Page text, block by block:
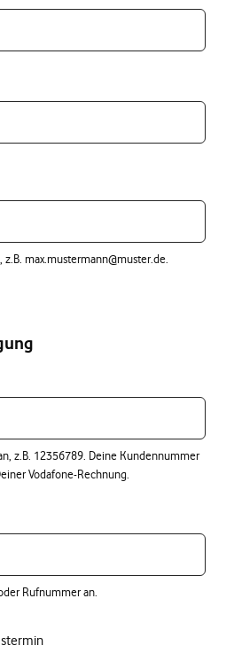
max.mustermann@muster.de.
z.B. 12356789. Deine Kundennummer
Vodafone-Rechnung.
Rufnummer an.